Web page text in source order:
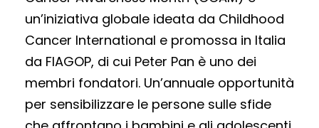
un’iniziativa globale ideata da Childhood
Cancer International e promossa in Italia
da FIAGOP, di cui Peter Pan è uno dei
membri fondatori. Un’annuale opportunità
per sensibilizzare le persone sulle sfide